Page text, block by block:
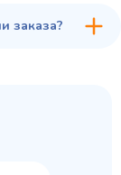
заказа?